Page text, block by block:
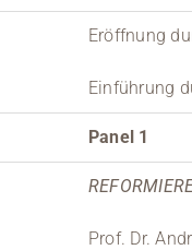
Eröffnung
Einführung
Panel 1
Prof. Dr.